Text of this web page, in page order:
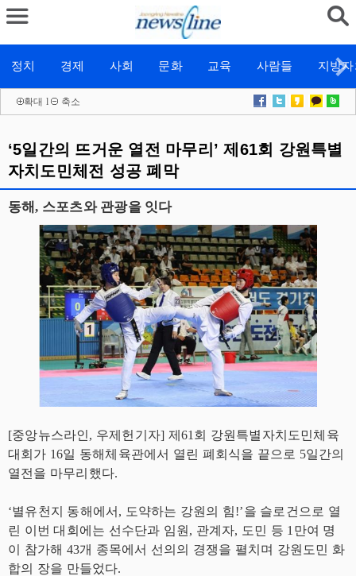
정치 경제 사회 문화 교육 사람들 지방
확대 l 축소
‘5일간의 뜨거운 열전 마무리’ 제61회 강원특별
자치도민체전 성공 폐막
동해, 스포츠와 관광을 잇다
[중앙뉴스라인, 우제헌기자] 제61회 강원특별자치도민체육
대회가 16일 동해체육관에서 열린 폐회식을 끝으로 5일간의
열전을 마무리했다.
‘별유천지 동해에서, 도약하는 강원의 힘!’을 슬로건으로 열
린 이번 대회에는 선수단과 임원, 관계자, 도민 등 1만여 명
이 참가해 43개 종목에서 선의의 경쟁을 펼치며 강원도민 화
합의 장을 만들었다.